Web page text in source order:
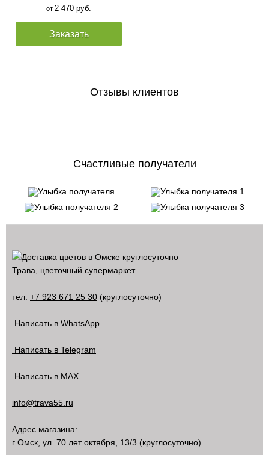
от 2 470 руб.
Заказать
Отзывы клиентов
Счастливые получатели
Трава, цветочный супермаркет
тел. +7 923 671 25 30 (круглосуточно)
Написать в WhatsApp
Написать в Telegram
Написать в MAX
info@trava55.ru
Адрес магазина:
г Омск ул. 70 лет октября, 13/3 (круглосуточно)